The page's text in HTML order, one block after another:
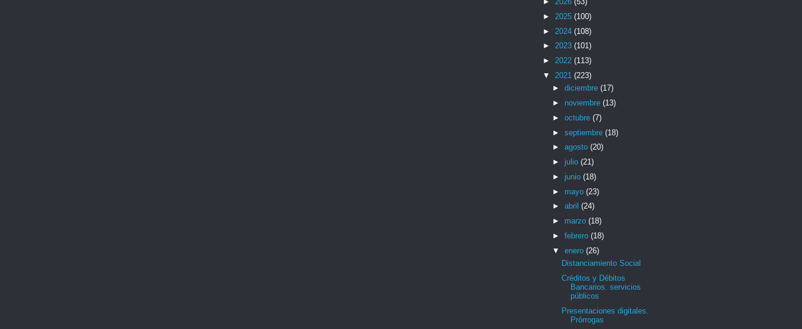
► 2025 (100)
► 2024 (108)
► 2023 (101)
► 2022 (113)
▼ 2021 (223)
► diciembre (17)
► noviembre (13)
► octubre (7)
► septiembre (18)
► agosto (20)
► julio (21)
► junio (18)
► mayo (23)
► abril (24)
► marzo (18)
► febrero (18)
▼ enero (26)
Distanciamiento Social
Créditos y Débitos
Bancarios. servicios
públicos
Presentaciones digitales.
Prórrogas